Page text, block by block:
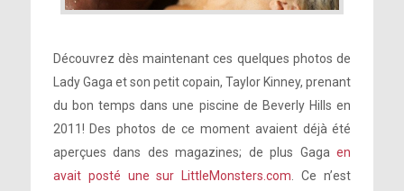
Découvrez dès maintenant ces quelques photos de
Lady Gaga et son petit copain, Taylor Kinney, prenant
du bon temps dans une piscine de Beverly Hills en
2011! Des photos de ce moment avaient déjà été
aperçues dans des magazines; de plus Gagaen
avait posté une sur LittleMonsters.com. Ce n’est